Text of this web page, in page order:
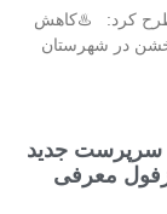
کرد: ♨️کاهش
خشن در شهرستان
سرپرست جدید
معرفی